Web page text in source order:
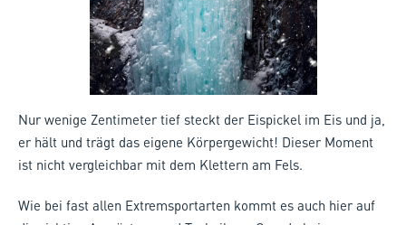
Nur wenige Zentimeter tief steckt der Eispickel im Eis und ja,
er hält und trägt das eigene Körpergewicht! Dieser Moment
ist nicht vergleichbar mit dem Klettern am Fels.
Wie bei fast allen Extremsportarten kommt es auch hier auf